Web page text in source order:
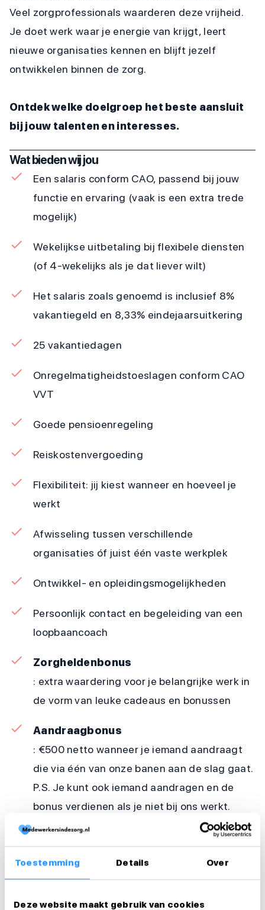
Toestemming Details Over
Deze website maakt gebruik van cookies
Veel zorgprofessionals waarderen deze vrijheid.
Je doet werk waar je energie van krijgt, leert
nieuwe organisaties kennen en blijft jezelf
ontwikkelen binnen de zorg.
Ontdek welke doelgroep het beste aansluit
bij jouw talenten en interesses.
Wat bieden wij jou
Een salaris conform CAO, passend bij jouw
functie en ervaring (vaak is een extra trede
mogelijk)
Wekelijkse uitbetaling bij flexibele diensten
(of 4-wekelijks als je dat liever wilt)
Het salaris zoals genoemd is inclusief 8%
vakantiegeld en 8,33% eindejaarsuitkering
25 vakantiedagen
Onregelmatigheidstoeslagen conform CAO
VVT
Goede pensioenregeling
Reiskostenvergoeding
Flexibiliteit: jij kiest wanneer en hoeveel je
werkt
Afwisseling tussen verschillende
organisaties óf juist één vaste werkplek
Ontwikkel- en opleidingsmogelijkheden
Persoonlijk contact en begeleiding van een
loopbaancoach
Zorgheldenbonus
: extra waardering voor je belangrijke werk in
de vorm van leuke cadeaus en bonussen
Aandraagbonus
: €500 netto wanneer je iemand aandraagt
die via één van onze banen aan de slag gaat.
P.S. Je kunt ook iemand aandragen en de
bonus verdienen als je niet bij ons werkt.
Bekijk onze website voor meer informatie
Werkzaamheden
Arbeidsduur en werktijden